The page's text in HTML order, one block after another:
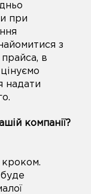
при
з
в
надати
компанії?
кроком.